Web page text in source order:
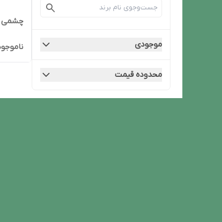
موجودی
محدوده قیمت
چشمی